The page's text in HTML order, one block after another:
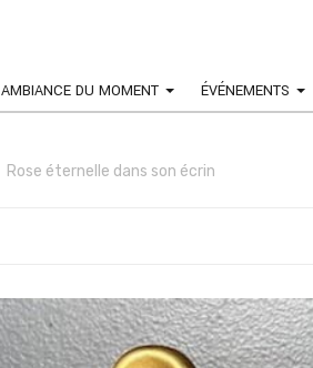
AMBIANCE DU MOMENT ÉVÉNEMENTS
Rose éternelle dans son écrin